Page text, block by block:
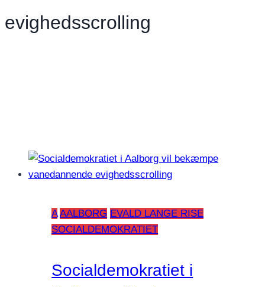
evighedsscrolling
A AALBORG EVALD LANGE RISE
SOCIALDEMOKRATIET
Socialdemokratiet i